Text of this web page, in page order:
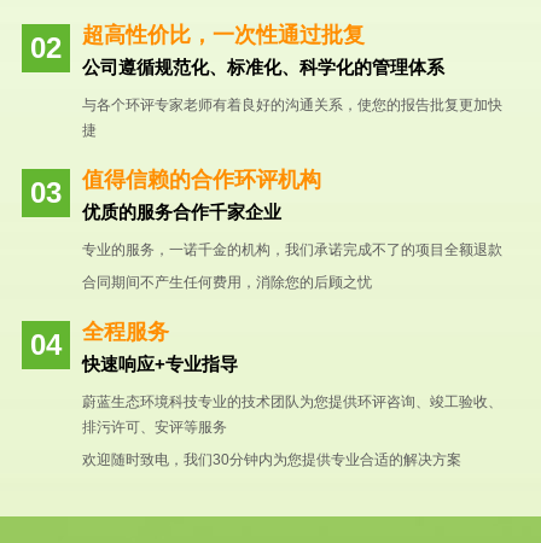
超高性价比，一次性通过批复
公司遵循规范化、标准化、科学化的管理体系
与各个环评专家老师有着良好的沟通关系，使您的报告批复更加快
捷
值得信赖的合作环评机构
优质的服务合作千家企业
专业的服务，一诺千金的机构，我们承诺完成不了的项目全额退款
合同期间不产生任何费用，消除您的后顾之忧
全程服务
快速响应+专业指导
蔚蓝生态环境科技专业的技术团队为您提供环评咨询、竣工验收、
排污许可、安评等服务
欢迎随时致电，我们30分钟内为您提供专业合适的解决方案